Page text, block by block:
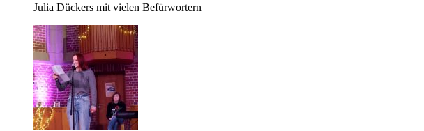
Julia Dückers mit vielen Befürwortern